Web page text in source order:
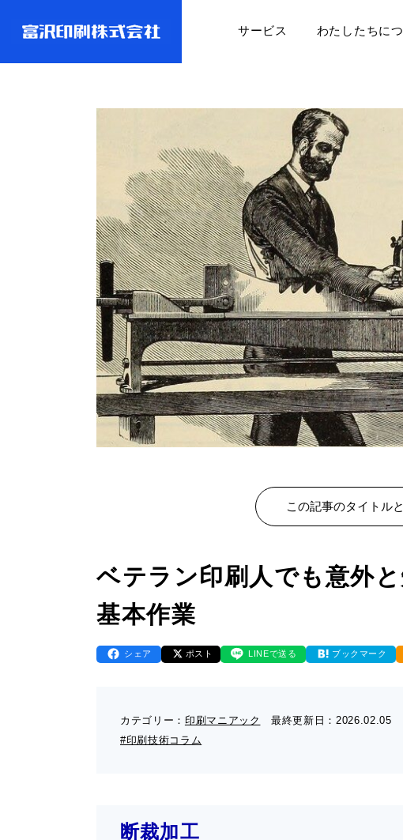
サービス わたしたちに
この記事のタイトル
ベテラン印刷人でも意外
基本作業
シェア ポスト LINEで送る ブックマーク
カテゴリー： 印刷マニアック 最終更新日： 2026.02.05
#印刷技術コラム
断裁加工